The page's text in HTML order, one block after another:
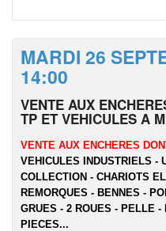
MARDI 26
14:00
VENTE AUX
TP ET VEHICULES A
VENTE AUX ENCHERES
VEHICULES INDUSTRIELS -
COLLECTION - CHARIOTS
REMORQUES - BENNES -
GRUES - 2 ROUES - PELLE
PIECES...